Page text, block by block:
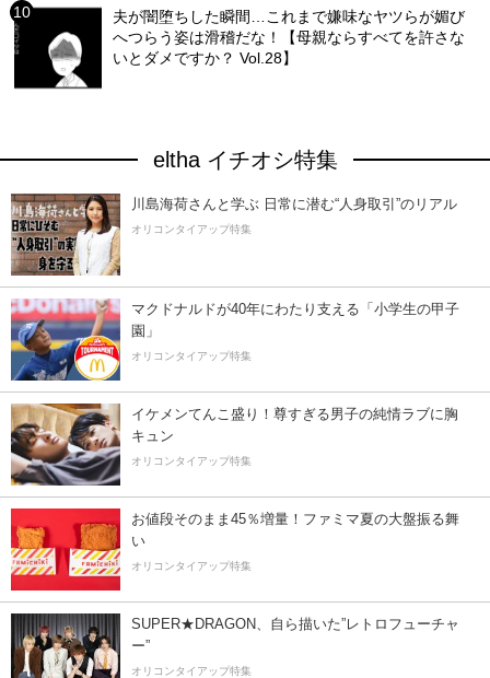
夫が闇堕ちした瞬間…これまで嫌味なヤツらが媚び
へつらう姿は滑稽だな！【母親ならすべてを許さな
いとダメですか？ Vol.28】
eltha イチオシ特集
川島海荷さんと学ぶ 日常に潜む“人身取引”のリアル
オリコンタイアップ特集
マクドナルドが40年にわたり支える「小学生の甲子
園」
オリコンタイアップ特集
イケメンてんこ盛り！尊すぎる男子の純情ラブに胸
キュン
オリコンタイアップ特集
お値段そのまま45％増量！ファミマ夏の大盤振る舞
い
オリコンタイアップ特集
SUPER★DRAGON、自ら描いた”レトロフューチャ
ー”
オリコンタイアップ特集